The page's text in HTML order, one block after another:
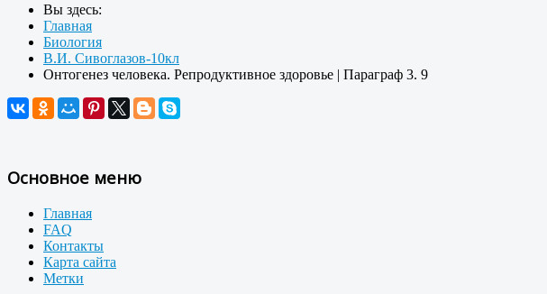
Вы здесь:
Главная
Биология
В.И. Сивоглазов-10кл
Онтогенез человека. Репродуктивное здоровье | Параграф 3. 9
Основное меню
Главная
FAQ
Контакты
Карта сайта
Метки